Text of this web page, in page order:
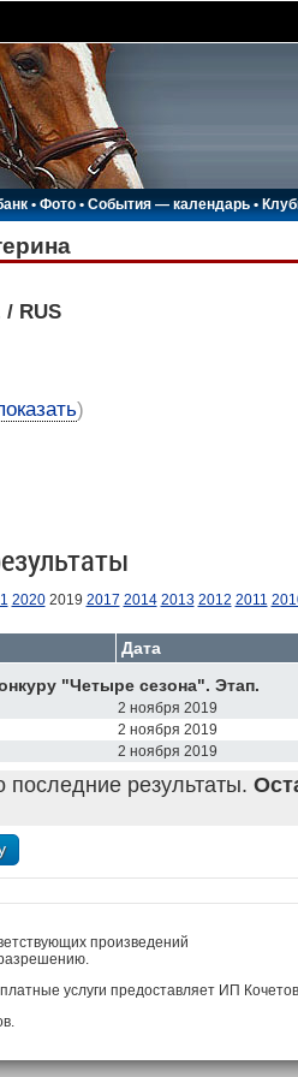
•Фото•События — календарь•
RUS
)
20202019 2017 2014 2013 2012 2011
Дата
"Четыре сезона". Этап.
2 ноября 2019
2 ноября 2019
2 ноября 2019
последние результаты.
произведений
услуги предоставляет ИП